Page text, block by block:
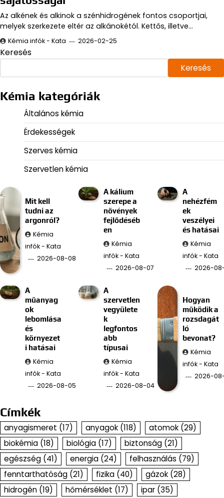
Az alkének és alkinok a szénhidrogének fontos csoportjai,
melyek szerkezete eltér az alkánokétól. Kettős, illetve…
Kémia infók - Kata 2026-02-25
Keresés
Keresés
Kémia kategóriák
Általános kémia
Érdekességek
Szerves kémia
Szervetlen kémia
Mit kell
tudni az
argonról?
Kémia
infók - Kata
2026-08-08
A kálium
szerepe a
növények
fejlődéséb
en
Kémia
infók - Kata
2026-08-07
A
nehézfém
ek
veszélyei
és hatásai
Kémia
infók - Kata
2026-
A
műanyag
ok
lebomlása
és
környezet
i hatásai
Kémia
infók - Kata
2026-08-05
A
szervetlen
vegyülete
k
legfontos
abb
típusai
Kémia
infók - Kata
2026-08-04
Hogyan
működik a
rozsdagát
ló
bevonat?
Kémia
infók - Kata
2026-
Címkék
anyagismeret (17) anyagok (118) atomok (29)
biokémia (18) biológia (17) biztonság (21)
egészség (41) energia (24) felhasználás (79)
fenntarthatóság (21) fizika (40) gázok (28)
hidrogén (19) hőmérséklet (17) ipar (35)